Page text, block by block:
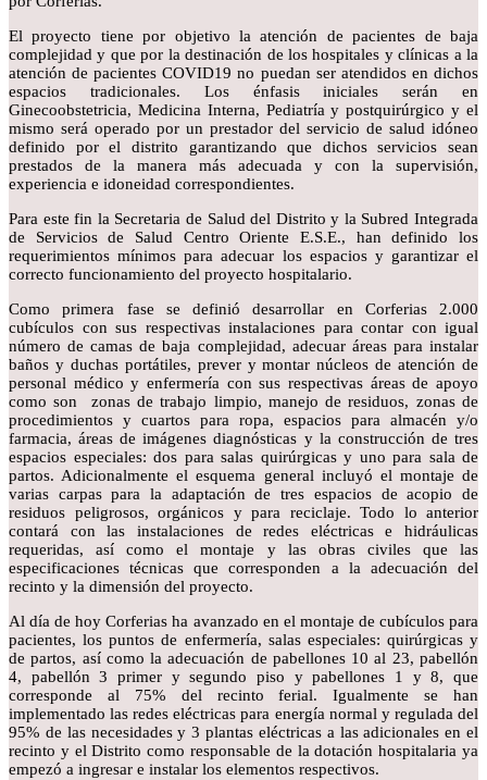
El proyecto tiene por objetivo la atención de pacientes de baja
complejidad y que por la destinación de los hospitales y clínicas a la
atención de pacientes COVID19 no puedan ser atendidos en dichos
espacios tradicionales. Los énfasis iniciales serán en
Ginecoobstetricia, Medicina Interna, Pediatría y postquirúrgico y el
mismo será operado por un prestador del servicio de salud idóneo
definido por el distrito garantizando que dichos servicios sean
prestados de la manera más adecuada y con la supervisión,
experiencia e idoneidad correspondientes.
Para este fin la Secretaria de Salud del Distrito y la Subred Integrada
de Servicios de Salud Centro Oriente E.S.E., han definido los
requerimientos mínimos para adecuar los espacios y garantizar el
correcto funcionamiento del proyecto hospitalario.
Como primera fase se definió desarrollar en Corferias 2.000
cubículos con sus respectivas instalaciones para contar con igual
número de camas de baja complejidad, adecuar áreas para instalar
baños y duchas portátiles, prever y montar núcleos de atención de
personal médico y enfermería con sus respectivas áreas de apoyo
como son zonas de trabajo limpio, manejo de residuos, zonas de
procedimientos y cuartos para ropa, espacios para almacén y/o
farmacia, áreas de imágenes diagnósticas y la construcción de tres
espacios especiales: dos para salas quirúrgicas y uno para sala de
partos. Adicionalmente el esquema general incluyó el montaje de
varias carpas para la adaptación de tres espacios de acopio de
residuos peligrosos, orgánicos y para reciclaje. Todo lo anterior
contará con las instalaciones de redes eléctricas e hidráulicas
requeridas, así como el montaje y las obras civiles que las
especificaciones técnicas que corresponden a la adecuación del
recinto y la dimensión del proyecto.
Al día de hoy Corferias ha avanzado en el montaje de cubículos para
pacientes, los puntos de enfermería, salas especiales: quirúrgicas y
de partos, así como la adecuación de pabellones 10 al 23, pabellón
4, pabellón 3 primer y segundo piso y pabellones 1 y 8, que
corresponde al 75% del recinto ferial. Igualmente se han
implementado las redes eléctricas para energía normal y regulada del
95% de las necesidades y 3 plantas eléctricas a las adicionales en el
recinto y el Distrito como responsable de la dotación hospitalaria ya
empezó a ingresar e instalar los elementos respectivos.